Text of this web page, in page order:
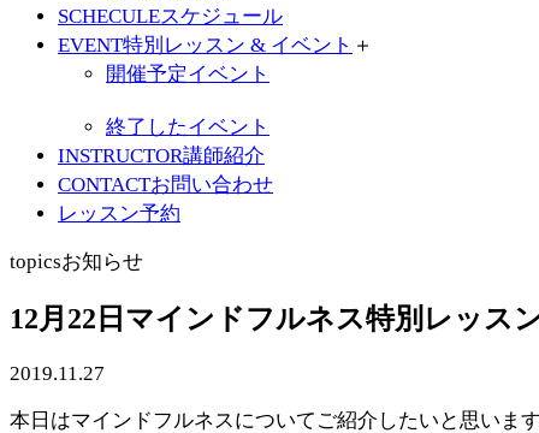
SCHECULEスケジュール
EVENT特別レッスン & イベント ＋
開催予定イベント
終了したイベント
INSTRUCTOR講師紹介
CONTACTお問い合わせ
レッスン予約
topicsお知らせ
12月22日マインドフルネス特別レッス
2019.11.27
本日はマインドフルネスについてご紹介したいと思いま